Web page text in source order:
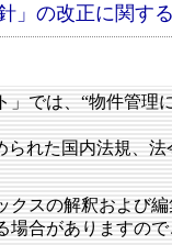
」の改正に関す
」では、“物件管理
られた国内法規、
スの解釈および
場合がありますの